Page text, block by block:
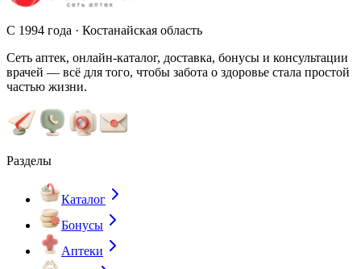
С 1994 года · Костанайская область
Сеть аптек, онлайн-каталог, доставка, бонусы и консультации
врачей — всё для того, чтобы забота о здоровье стала простой
частью жизни.
Разделы
Каталог
Бонусы
Аптеки